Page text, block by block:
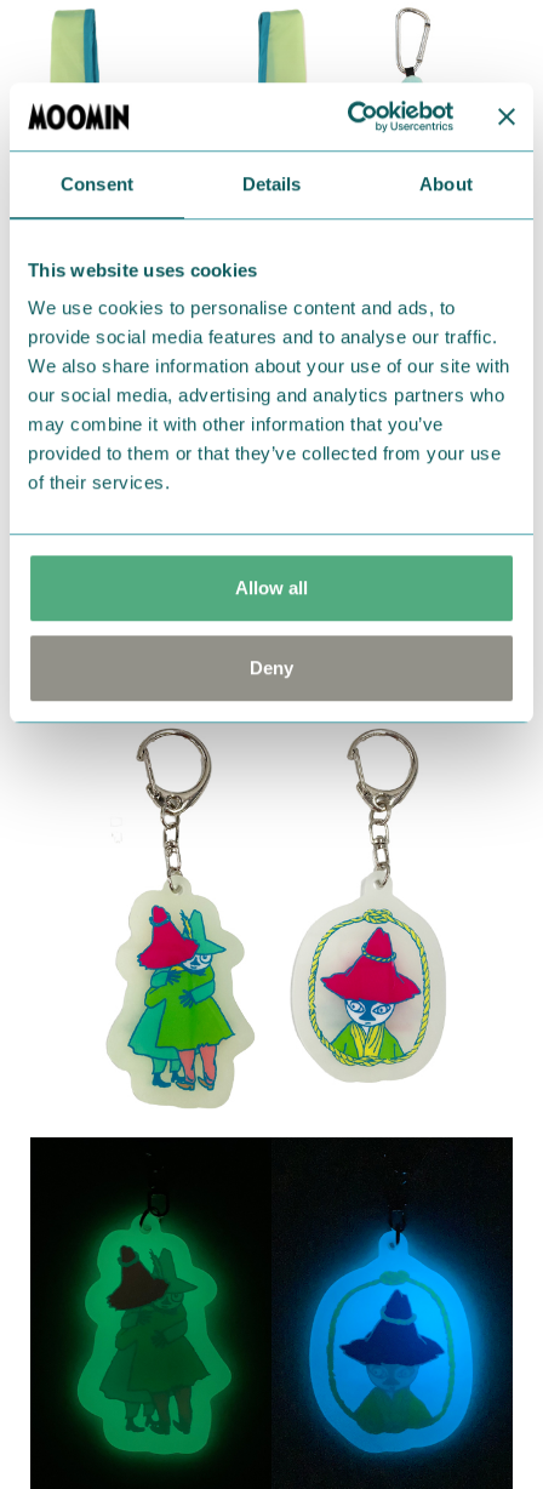
Consent Details About
This website uses cookies
We use cookies to personalise content and ads, to
provide social media features and to analyse our traffic.
We also share information about your use of our site with
our social media, advertising and analytics partners who
may combine it with other information that you’ve
provided to them or that they’ve collected from your use
of their services.
Allow all
Deny
表面にはヨクサル、裏面にはスナフキンがデザインさ
エコポシェ 3,080円（税込）